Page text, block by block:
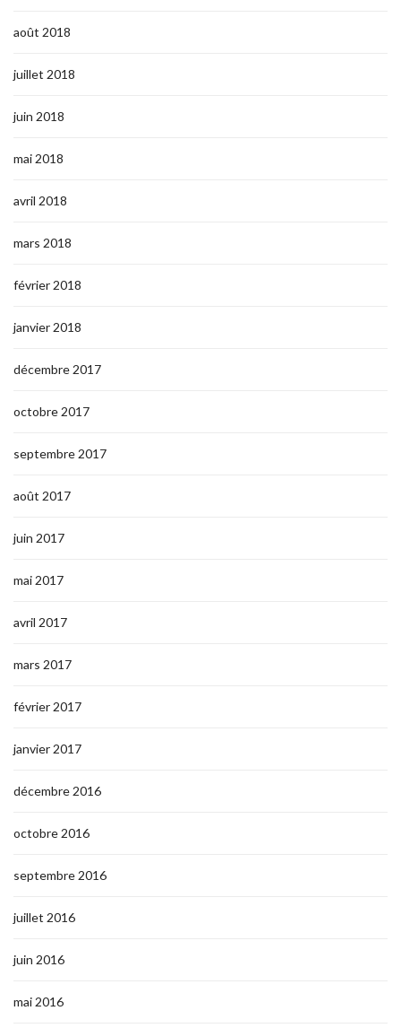
août 2018
juillet 2018
juin 2018
mai 2018
avril 2018
mars 2018
février 2018
janvier 2018
décembre 2017
octobre 2017
septembre 2017
août 2017
juin 2017
mai 2017
avril 2017
mars 2017
février 2017
janvier 2017
décembre 2016
octobre 2016
septembre 2016
juillet 2016
juin 2016
mai 2016